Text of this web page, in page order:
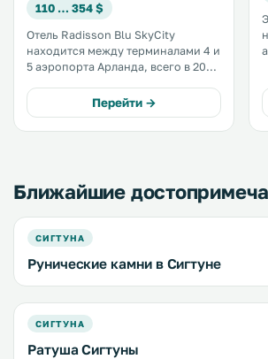
110 … 354 $
Отель Radisson Blu SkyCity
находится между терминалами 4 и
5 аэропорта Арланда, всего в 20
Стокгольма на поезде Arlanda
Express. К услугам гостей
бесплатный Wi-Fi и тренажерный
Перейти →
Ближайшие
СИГТУНА
Рунические камни в Сигтуне
СИГТУНА
Ратуша Сигтуны